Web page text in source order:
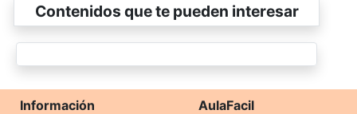
Contenidos que te pueden interesar
Información
AulaFacil